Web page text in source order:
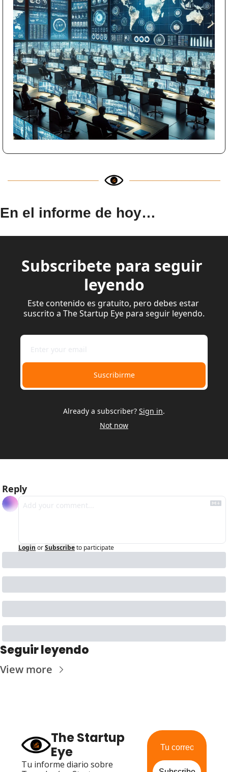
En el informe de hoy…
Subscribete para seguir
leyendo
Este contenido es gratuito, pero debes estar
suscrito a The Startup Eye para seguir leyendo.
Suscribirme
Already a subscriber? Sign in.
Not now
Reply
Login orSubscribeto participate
Seguir leyendo
View more
The Startup
Eye
Tu informe diario sobre